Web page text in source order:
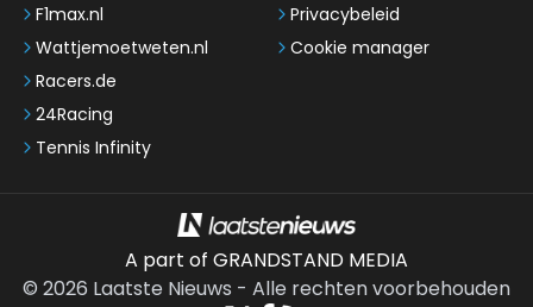
F1max.nl
Wattjemoetweten.nl
Racers.de
24Racing
Tennis Infinity
Privacybeleid
Cookie manager
A part of GRANDSTAND MEDIA
© 2026 Laatste Nieuws - Alle rechten voorbehouden